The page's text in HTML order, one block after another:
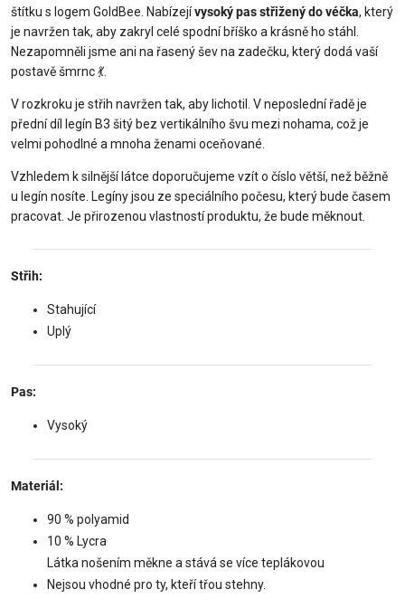
štítku s logem GoldBee. Nabízejívysoký pas střižený do véčka, který
je navržen tak, aby zakryl celé spodní bříško a krásně ho stáhl.
Nezapomněli jsme ani na řasený šev na zadečku, který dodá vaší
postavě šmrnc 💃.
V rozkroku je střih navržen tak, aby lichotil. V neposlední řadě je
přední díl legín B3 šitý bez vertikálního švu mezi nohama, což je
velmi pohodlné a mnoha ženami oceňované.
Vzhledem k silnější látce doporučujeme vzít o číslo větší, než běžně
u legín nosíte. Legíny jsou ze speciálního počesu, který bude časem
pracovat. Je přirozenou vlastností produktu, že bude měknout.
Střih:
Stahující
Uplý
Pas:
Vysoký
Materiál:
90 % polyamid
10 % Lycra
Látka nošením měkne a stává se více teplákovou
Nejsou vhodné pro ty, kteří třou stehny.